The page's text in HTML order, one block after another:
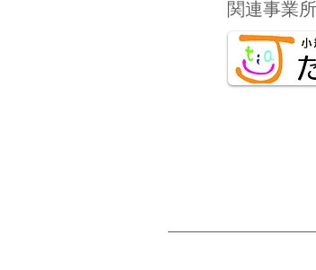
関連事業